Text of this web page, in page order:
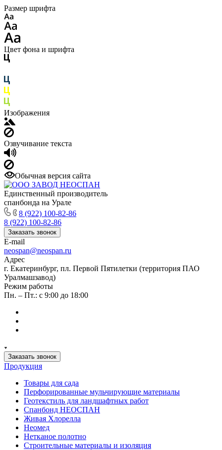
Размер шрифта
Цвет фона и шрифта
Изображения
Озвучивание текста
Обычная версия сайта
Единственный производитель
спанбонда на Урале
8 (922) 100-82-86
8 (922) 100-82-86
Заказать звонок
E-mail
neospan@neospan.ru
Адрес
г. Екатеринбург, пл. Первой Пятилетки (территория ПАО
Уралмашзавод)
Режим работы
Пн. – Пт.: с 9:00 до 18:00
Заказать звонок
Продукция
Товары для сада
Перфорированные мульчирующие материалы
Геотекстиль для ландшафтных работ
Спанбонд НЕОСПАН
Живая Хлорелла
Нeомед
Нетканое полотно
Строительные материалы и изоляция